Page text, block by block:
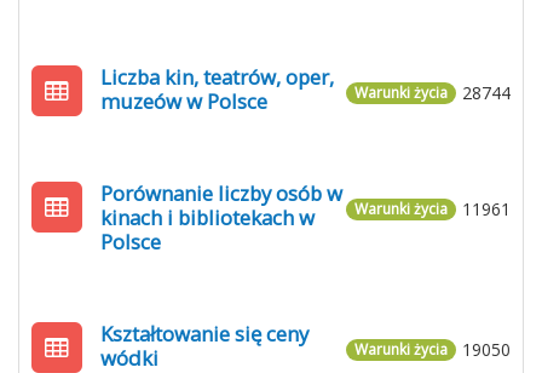
28744
Warunki życia
Liczba kin, teatrów, oper,
muzeów w Polsce
11961
Warunki życia
Porównanie liczby osób w
kinach i bibliotekach w
Polsce
19050
Warunki życia
Kształtowanie się ceny
wódki